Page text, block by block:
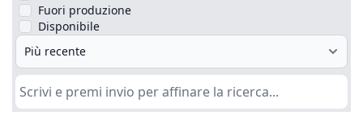
Fuori produzione
Disponibile